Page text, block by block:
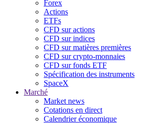
Forex
Actions
ETFs
CFD sur actions
CFD sur indices
CFD sur matières premières
CFD sur crypto-monnaies
CFD sur fonds ETF
Spécification des instruments
SpaceX
Marché
Market news
Cotations en direct
Calendrier économique